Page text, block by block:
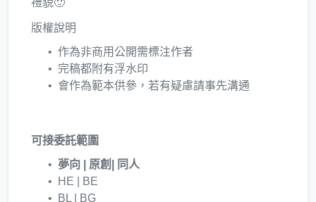
禮貌🙂
版權說明
作為非商用公開需標注作者
完稿都附有浮水印
會作為範本供參，若有疑慮請事先溝通
可接委託範圍
夢向 | 原創| 同人
HE | BE
BL | BG